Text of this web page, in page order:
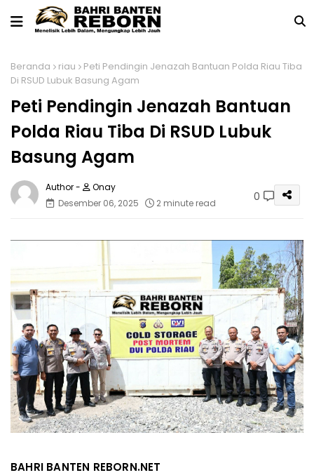
Beranda riau
Peti Pendingin Jenazah Bantuan Polda Riau Tiba
Di RSUD Lubuk Basung Agam
Peti Pendingin Jenazah Bantuan
Polda Riau Tiba Di RSUD Lubuk
Basung Agam
Onay
Desember 06, 2025
2 minute read 0
BAHRI BANTEN REBORN.NET